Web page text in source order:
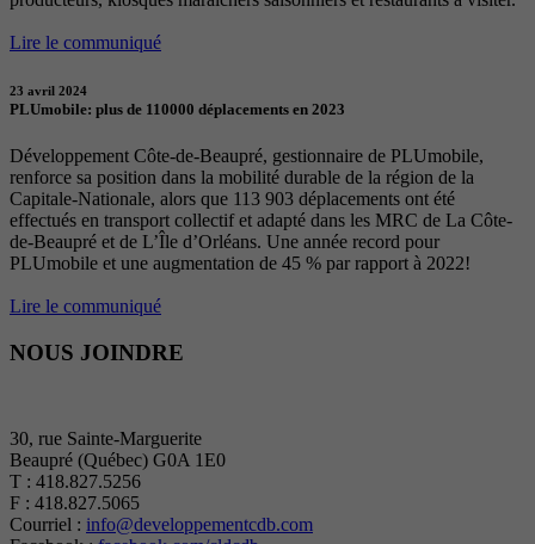
Lire le communiqué
23 avril 2024
PLUmobile: plus de 110000 déplacements en 2023
Développement Côte-de-Beaupré, gestionnaire de PLUmobile,
renforce sa position dans la mobilité durable de la région de la
Capitale-Nationale, alors que 113 903 déplacements ont été
effectués en transport collectif et adapté dans les MRC de La Côte-
de-Beaupré et de L’Île d’Orléans. Une année record pour
PLUmobile et une augmentation de 45 % par rapport à 2022!
Lire le communiqué
NOUS JOINDRE
30, rue Sainte-Marguerite
Beaupré (Québec) G0A 1E0
T : 418.827.5256
F : 418.827.5065
Courriel : info@developpementcdb.com